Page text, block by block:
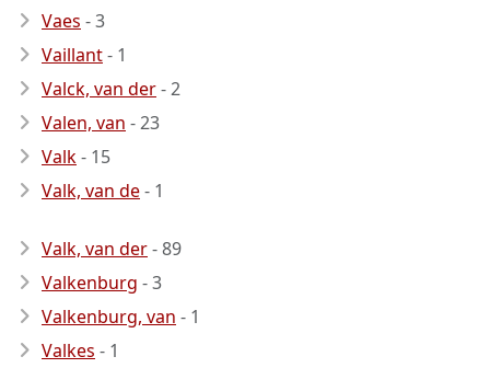
Vaes - 3
Vaillant- 1
Valck, van der- 2
Valen, van - 23
Valk- 15
Valk, van de- 1
Valk, van der- 89
Valkenburg - 3
Valkenburg, van - 1
Valkes - 1